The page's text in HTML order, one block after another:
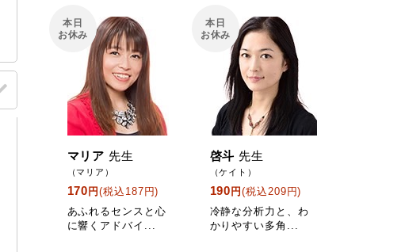
マリア 先生
（マリア）
本日
お休み
170 円(税込187円)
あふれるセンスと心
に響くアドバイ...
啓斗 先生
（ケイト）
本日
お休み
190 円(税込209円)
冷静な分析力と、わ
かりやすい多角...